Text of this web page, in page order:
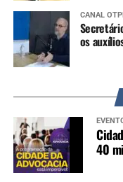
CANAL
os
40